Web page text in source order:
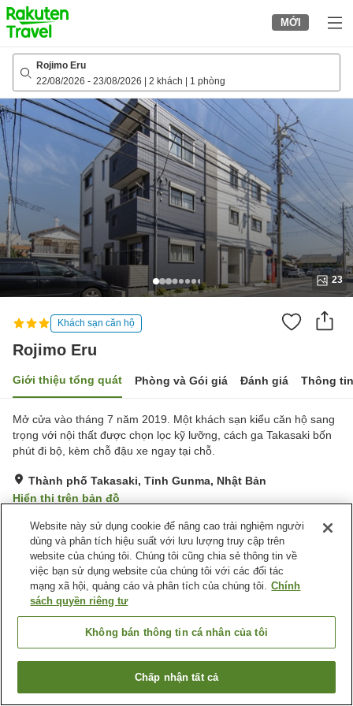
to
top
page
MỚI
Rojimo Eru
22/08/2026 - 23/08/2026 2 khách 1 phòng
23
Khách sạn căn hộ
Rojimo Eru
Giới thiệu tổng quát Phòng và Gói giá Đánh giá Thông
Mở cửa vào tháng 7 năm 2019. Một khách sạn kiểu căn hộ sang
trọng với nội thất được chọn lọc kỹ lưỡng, cách ga Takasaki bốn
phút đi bộ, kèm chỗ đậu xe ngay tại chỗ.
Thành phố Takasaki, Tỉnh Gunma, Nhật Bản
Hiển thị trên bản đồ
Tuyệt vời Đánh giá:5 lượt
Tiện nghi chỗ nghỉ
Bãi đỗ xe
Nhật Bản Tỉnh Gunma
Thành phố Takasaki
Rojimo Eru
Tìm phòng trống
Website này sử dụng cookie để nâng cao trải nghiệm người
dùng và phân tích hiệu suất với lưu lượng truy cập trên
website của chúng tôi. Chúng tôi cũng chia sẻ thông tin về
việc bạn sử dụng website của chúng tôi với các đối tác
mạng xã hội, quảng cáo và phân tích của chúng tôi. Chính
sách quyền riêng tư
Không bán thông tin cá nhân của tôi
Chấp nhận tất cả